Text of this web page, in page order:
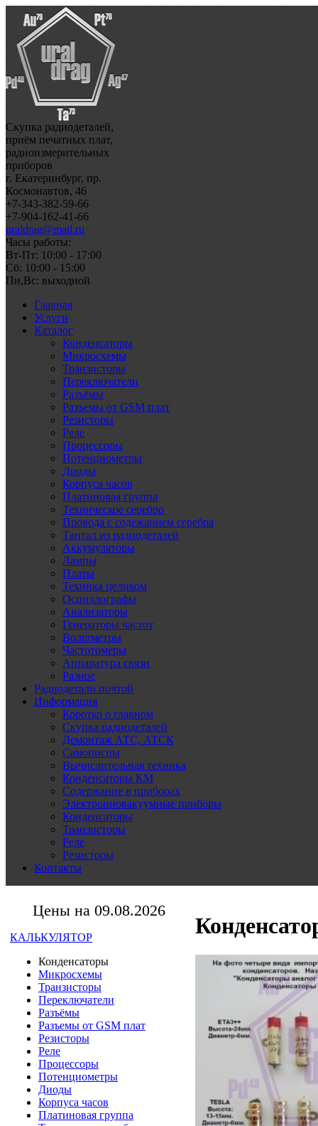
Скупка радиодеталей,
приём печатных плат,
радиоизмерительных
приборов
г. Екатеринбург, пр.
Космонавтов, 46
+7-343-382-59-66
+7-904-162-41-66
uraldrag@mail.ru
Часы работы:
Вт-Пт: 10:00 - 17:00
Сб: 10:00 - 15:00
Пн,Вс: выходной
Главная
Услуги
Каталог
Конденсаторы
Микросхемы
Транзисторы
Переключатели
Разъёмы
Разъемы от GSM плат
Резисторы
Реле
Процессоры
Потенциометры
Диоды
Корпуса часов
Платиновая группа
Техническое серебро
Провода с содежанием серебра
Тантал из радиодеталей
Аккумуляторы
Лампы
Платы
Техника целиком
Осциллографы
Анализаторы
Генераторы частот
Вольтметры
Частотомеры
Аппаратура связи
Разное
Радиодетали почтой
Информация
Коротко о главном
Скупка радиодеталей
Демонтаж АТС, АТСК
Самописцы
Вычислительная техника
Конденсаторы КМ
Содержание в приборах
Электронновакуумные приборы
Конденсаторы
Транзисторы
Реле
Резисторы
Контакты
Цены на 09.08.2026
КАЛЬКУЛЯТОР
Конденсаторы
Микросхемы
Транзисторы
Переключатели
Разъёмы
Разъемы от GSM плат
Резисторы
Реле
Процессоры
Потенциометры
Диоды
Корпуса часов
Платиновая группа